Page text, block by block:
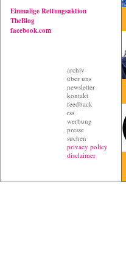
Einmalige Rettungsaktion
TheBlog
facebook.com
archiv
über uns
newsletter
kontakt
feedback
rss
werbung
presse
suchen
privacy policy
disclaimer